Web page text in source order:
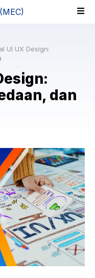
UI UX Design:
dan